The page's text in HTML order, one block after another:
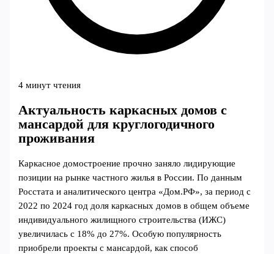
4 минут чтения
Актуальность каркасных домов с
мансардой для круглогодичного
проживания
Каркасное домостроение прочно заняло лидирующие
позиции на рынке частного жилья в России. По данным
Росстата и аналитического центра «Дом.РФ», за период с
2022 по 2024 год доля каркасных домов в общем объеме
индивидуального жилищного строительства (ИЖС)
увеличилась с 18% до 27%. Особую популярность
приобрели проекты с мансардой, как способ